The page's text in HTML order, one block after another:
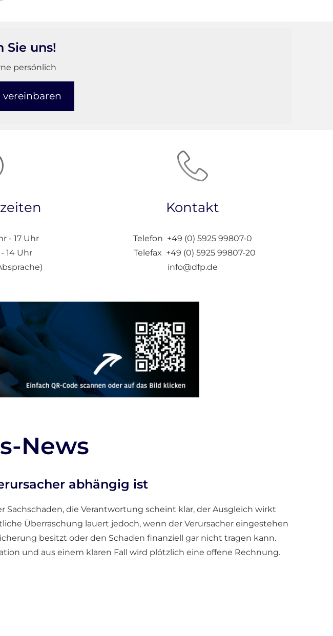
Sie uns!
persönlich
- 17 Uhr
14 Uhr
Kontakt
Telefon +49 (0) 5925 99807-0
Telefax +49 (0) 5925 99807-20
info@dfp.de
News
abhängig ist
Sachschaden, die Verantwortung scheint klar, der Ausgleich wirkt
Überraschung lauert jedoch, wenn der Verursacher eingestehen
besitzt oder den Schaden finanziell gar nicht tragen kann.
und aus einem klaren Fall wird plötzlich eine offene Rechnung.